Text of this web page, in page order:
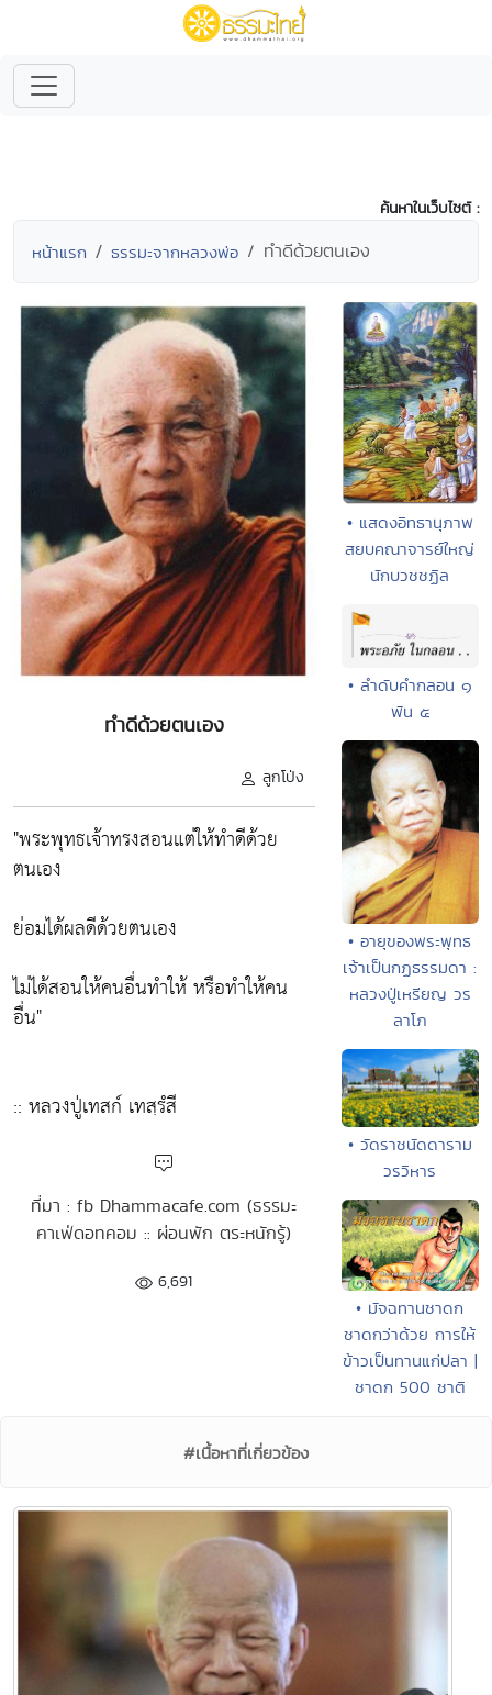
ค้นหาในเว็บไซต์ :
หน้าแรก ธรรมะจากหลวงพ่อ ทำดีด้วยตนเอง
ทำดีด้วยตนเอง
ลูกโป่ง
"พระพุทธเจ้าทรงสอนแต่ให้ทำดีด้วย
ตนเอง
ย่อมได้ผลดีด้วยตนเอง
ไม่ได้สอนให้คนอื่นทำให้ หรือทำให้คน
อื่น"
:: หลวงปู่เทสก์ เทสฺรํสี
ที่มา : fb Dhammacafe.com (ธรรมะ
คาเฟ่ดอทคอม :: ผ่อนพัก ตระหนักรู้)
6,691
• แสดงอิทธานุภาพ
สยบคณาจารย์ใหญ่
นักบวชชฏิล
• ลำดับคำกลอน ๑
พัน ๕
• อายุของพระพุทธ
เจ้าเป็นกฏธรรมดา :
หลวงปู่เหรียญ วร
ลาโภ
• วัดราชนัดดาราม
วรวิหาร
• มัจฉทานชาดก
ชาดกว่าด้วย การให้
ข้าวเป็นทานแก่ปลา |
ชาดก 500 ชาติ
#เนื้อหาที่เกี่ยวข้อง